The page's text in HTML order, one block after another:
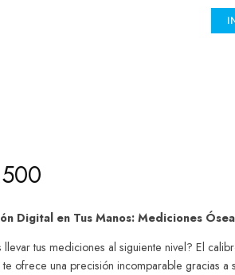
Digital en Tus Manos: Mediciones
llevar tus mediciones al siguiente nivel? El
te ofrece una precisión incomparable gracias a